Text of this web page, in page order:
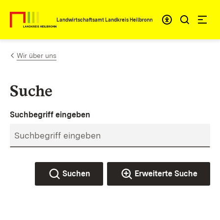
Zum Inhalt springen
Landwirtschaftsamt Landkreis Heilbronn
Wir über uns
Suche
Suchbegriff eingeben
Suchen Erweiterte Suche